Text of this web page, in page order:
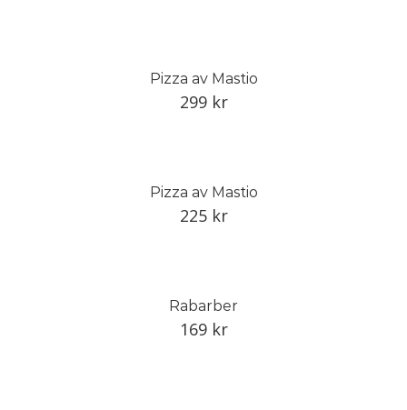
Pizza av Mastio
299 kr
Pizza av Mastio
225 kr
Rabarber
169 kr